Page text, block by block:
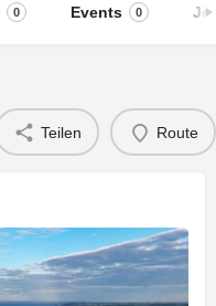
0 Events 0
Teilen Route